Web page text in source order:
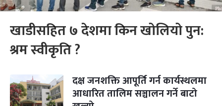
खाडीसहित ७ देशमा किन खोलियो पुन:
श्रम स्वीकृति ?
दक्ष जनशक्ति आपूर्ति गर्न कार्यस्थलमा
आधारित तालिम सञ्चालन गर्ने बाटो